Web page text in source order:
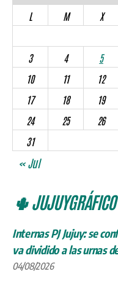
L
M X
3
4 5
10
11 12
17
18 19
24
25 26
31
« Jul
🌵 JUJUYGRÁFICO
Internas PJ Jujuy: se
va dividido a las urnas
04/08/2026